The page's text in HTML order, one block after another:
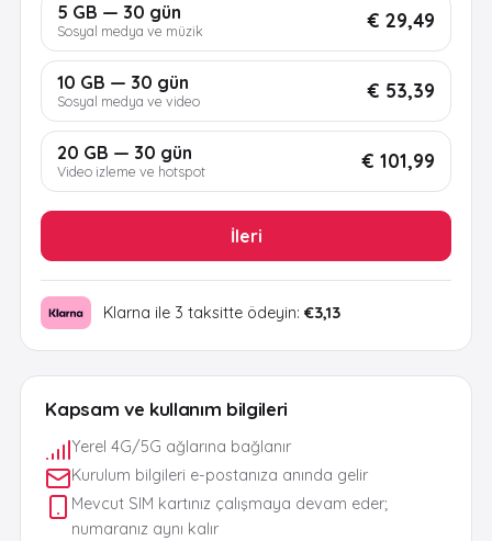
Kapsam ve kullanım bilgileri
Yerel 4G/5G ağlarına bağlanır
Kurulum bilgileri e-postanıza anında gelir
Mevcut SIM kartınız çalışmaya devam eder;
numaranız aynı kalır
5 GB — 30 gün
Sosyal medya ve müzik € 29,49
10 GB — 30 gün
Sosyal medya ve video € 53,39
20 GB — 30 gün
Video izleme ve hotspot € 101,99
İleri
Klarna ile 3 taksitte ödeyin: €3,13